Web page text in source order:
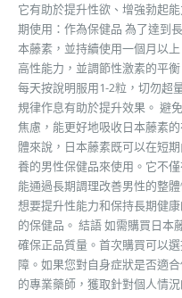
它有助於提升性欲、增強勃起
期使用：作為保健品 為了達到
本藤素，並持續使用一個月以
高性能力，並調節性激素的平
每天按說明服用1-2粒，切勿超
規律作息有助於提升效果。 避
焦慮，能更好地吸收日本藤素
體來說，日本藤素既可以在短
養的男性保健品來使用。它不
能通過長期調理改善男性的整
想要提升性能力和保持長期健
的保健品。 結語 如需購買日本
確保正品質量。首次購買可以
障。如果您對自身症狀是否適
的專業藥師，獲取針對個人情